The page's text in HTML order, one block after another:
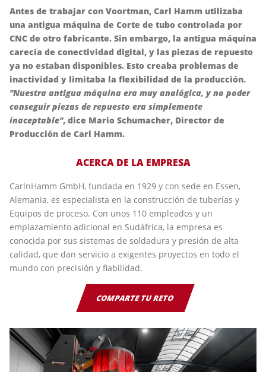
Antes de trabajar con Voortman, Carl Hamm utilizaba
una antigua máquina de Corte de tubo controlada por
CNC de otro fabricante. Sin embargo, la antigua máquina
carecía de conectividad digital, y las piezas de repuesto
ya no estaban disponibles. Esto creaba problemas de
inactividad y limitaba la flexibilidad de la producción.
"Nuestra antigua máquina era muy analógica, y no poder
conseguir piezas de repuesto era simplemente
inaceptable", dice Mario Schumacher, Director de
Producción de Carl Hamm.
ACERCA DE LA EMPRESA
CarlnHamm GmbH, fundada en 1929 y con sede en Essen,
Alemania, es especialista en la construcción de tuberías y
Equipos de proceso. Con unos 110 empleados y un
emplazamiento adicional en Sudáfrica, la empresa es
conocida por sus sistemas de soldadura y presión de alta
calidad, que dan servicio a exigentes proyectos en todo el
mundo con precisión y fiabilidad.
COMPARTE TU RETO